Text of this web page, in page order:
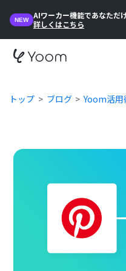
NEW
AIワーカー機能であなただ
詳しくはこちら
トップ ブログ Yoom活用